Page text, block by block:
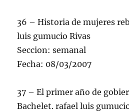
36 – Historia de mujeres
luis gumucio Rivas
Seccion: semanal
Fecha: 08/03/2007
37 – El primer año de
Bachelet. rafael luis